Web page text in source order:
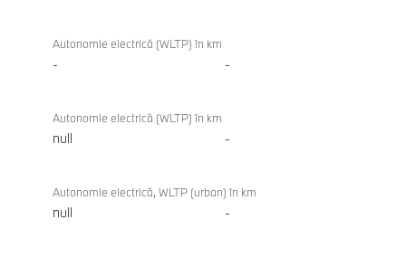
Autonomie electrică (WLTP) în km
- -
Autonomie electrică (WLTP) în km
null -
Autonomie electrică, WLTP (urban) în km
null -